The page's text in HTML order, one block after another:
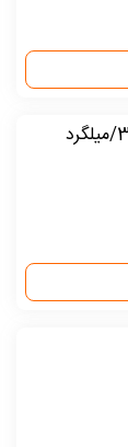
انواع میلگرد از سایز 10 تا 32/میلگرد